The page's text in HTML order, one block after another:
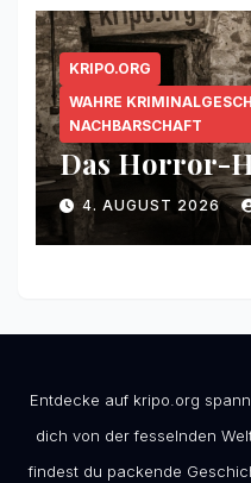
KRIPO.ORG
WAHRE
NACHBARSCHAFT
Das Horror-
4. AUGUST 2026
Entdecke auf kripo.org
dich von der fesselnden
findest du packende